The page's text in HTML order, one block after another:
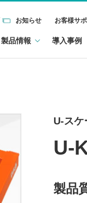
お知らせ お客様サ
製品情報 導入事例
U-スケ
U-
製品